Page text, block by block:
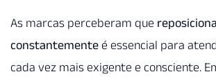
As marcas perceberam que
constantemente é essencial para
cada vez mais exigente e consciente.